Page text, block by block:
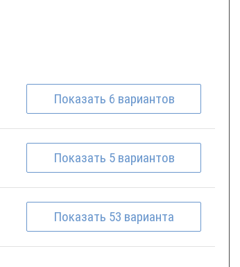
Показать 6 вариантов
Показать 5 вариантов
Показать 53 варианта